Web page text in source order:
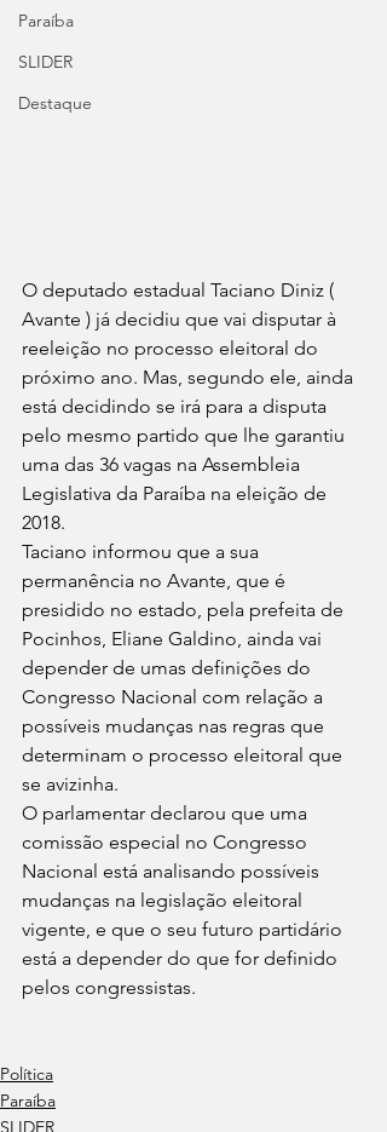
Paraíba
SLIDER
Destaque
O deputado estadual Taciano Diniz (
Avante ) já decidiu que vai disputar à
reeleição no processo eleitoral do
próximo ano. Mas, segundo ele, ainda
está decidindo se irá para a disputa
pelo mesmo partido que lhe garantiu
uma das 36 vagas na Assembleia
Legislativa da Paraíba na eleição de
2018.
Taciano informou que a sua
permanência no Avante, que é
presidido no estado, pela prefeita de
Pocinhos, Eliane Galdino, ainda vai
depender de umas definições do
Congresso Nacional com relação a
possíveis mudanças nas regras que
determinam o processo eleitoral que
se avizinha.
O parlamentar declarou que uma
comissão especial no Congresso
Nacional está analisando possíveis
mudanças na legislação eleitoral
vigente, e que o seu futuro partidário
está a depender do que for definido
pelos congressistas.
Política
Paraíba
SLIDER